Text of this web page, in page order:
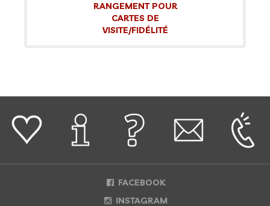
RANGEMENT POUR
CARTES DE
VISITE/FIDÉLITÉ
FACEBOOK
INSTAGRAM